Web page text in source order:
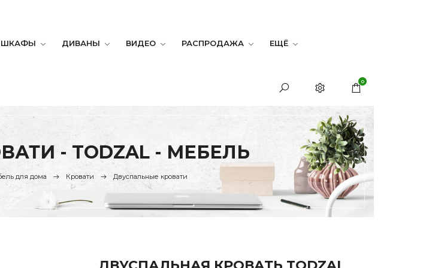
ШКАФЫ ДИВАНЫ ВИДЕО РАСПРОДАЖА ЕЩЁ
0
- TODZAL - МЕБЕЛЬ
для дома Кровати Двуспальные кровати